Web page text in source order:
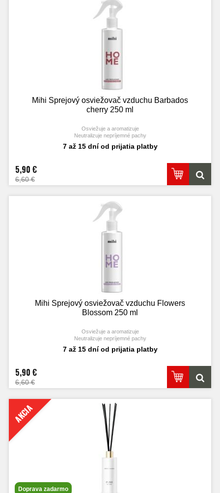
Mihi Sprejový osviežovač vzduchu Barbados
cherry 250 ml
Osviežuje a aromatizuje
Neutralizuje nepríjemné pachy
Bezpečné zloženie na báze vody
7 až 15 dní od prijatia platby
5,90 €
6,60 €
Mihi Sprejový osviežovač vzduchu Flowers
Blossom 250 ml
Osviežuje a aromatizuje
Neutralizuje nepríjemné pachy
Bezpečné zloženie na báze vody
7 až 15 dní od prijatia platby
5,90 €
6,60 €
AKCIA
Doprava zadarmo